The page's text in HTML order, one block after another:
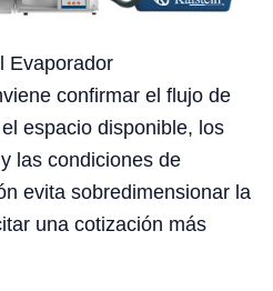
Evaporador
confirmar el flujo de
espacio disponible, los
las condiciones de
evita sobredimensionar la
una cotización más